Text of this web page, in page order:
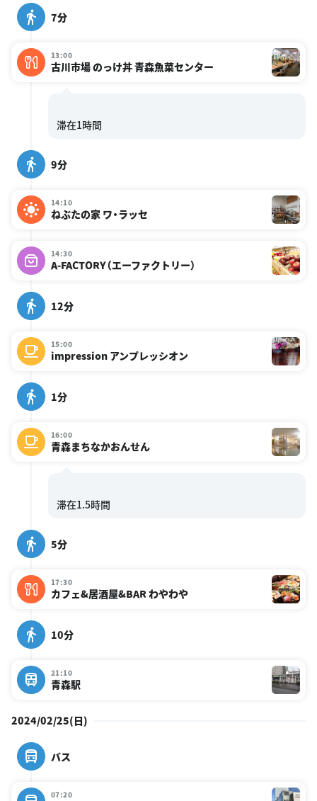
7分
13:00
古川市場 のっけ丼 青森魚菜センター
9分
14:10
ねぶたの家 ワ・ラッセ
14:30
A-FACTORY（エーファクトリー）
12分
15:00
impression アンプレッシオン
1分
16:00
青森まちなかおんせん
5分
17:30
カフェ&居酒屋&BAR わやわや
10分
21:10
青森駅
2024/02/25(日)
バス
07:20